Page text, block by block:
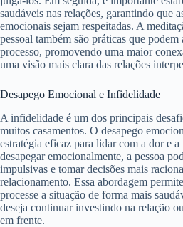
saudáveis nas relações, garantindo que
emocionais sejam respeitadas. A
pessoal também são práticas que podem
processo, promovendo uma maior
uma visão mais clara das relações
Desapego Emocional e Infidelidade
A infidelidade é um dos principais
muitos casamentos. O desapego
estratégia eficaz para lidar com a dor e
desapegar emocionalmente, a pessoa
impulsivas e tomar decisões mais
relacionamento. Essa abordagem
processe a situação de forma mais
deseja continuar investindo na relação
em frente.